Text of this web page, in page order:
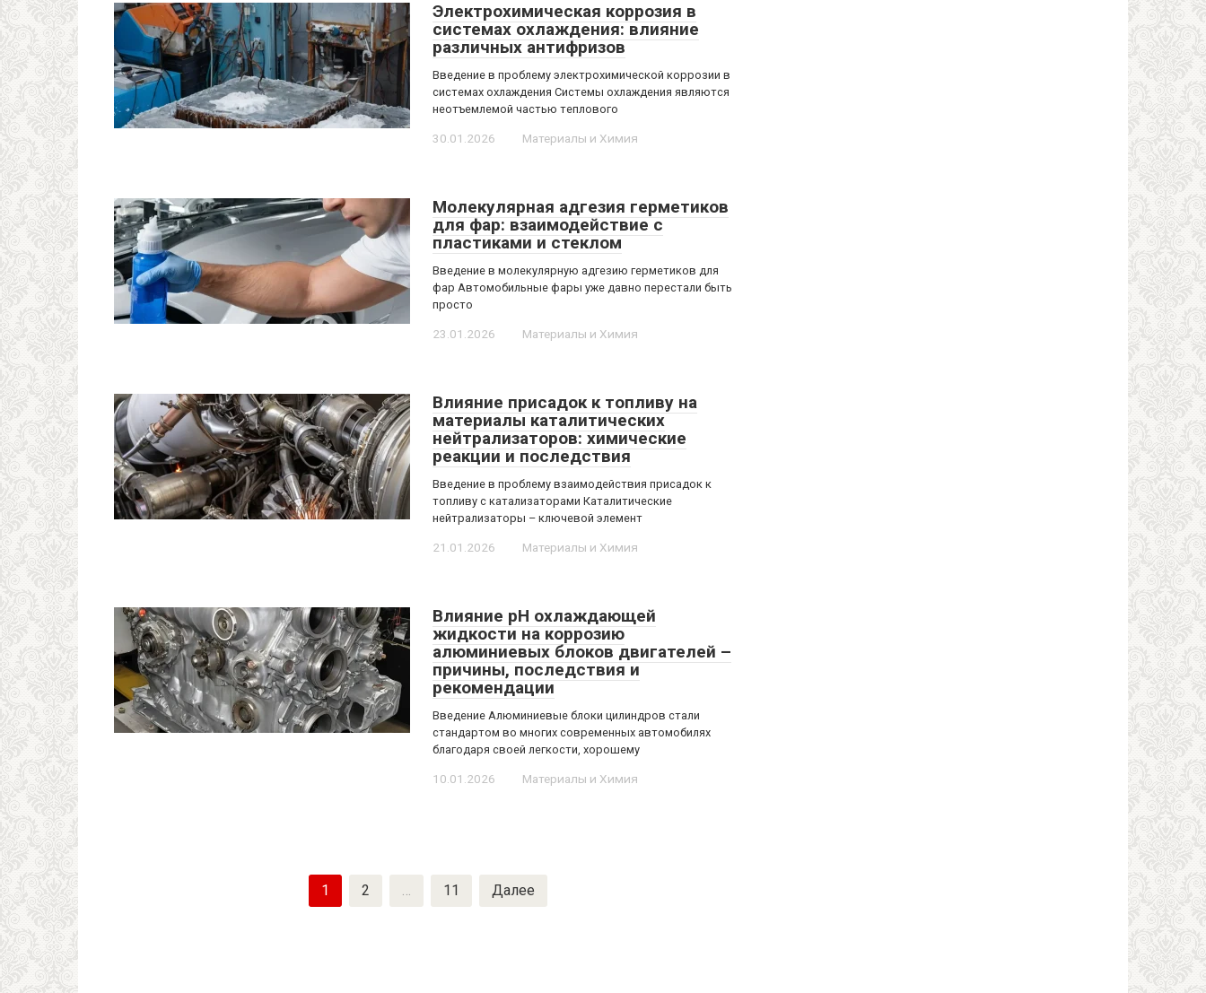
Электрохимическая коррозия в
системах охлаждения: влияние
различных антифризов
Введение в проблему электрохимической коррозии в
системах охлаждения Системы охлаждения являются
неотъемлемой частью теплового
30.01.2026 Материалы и Химия
Молекулярная адгезия герметиков
для фар: взаимодействие с
пластиками и стеклом
Введение в молекулярную адгезию герметиков для
фар Автомобильные фары уже давно перестали быть
просто
23.01.2026 Материалы и Химия
Влияние присадок к топливу на
материалы каталитических
нейтрализаторов: химические
реакции и последствия
Введение в проблему взаимодействия присадок к
топливу с катализаторами Каталитические
нейтрализаторы – ключевой элемент
21.01.2026 Материалы и Химия
Влияние pH охлаждающей
жидкости на коррозию
алюминиевых блоков двигателей –
причины, последствия и
рекомендации
Введение Алюминиевые блоки цилиндров стали
стандартом во многих современных автомобилях
благодаря своей легкости, хорошему
10.01.2026 Материалы и Химия
1 2 … 11 Далее